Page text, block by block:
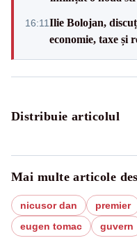
16:11Ilie Bolojan,
economie, taxe și
Distribuie articolul
Mai multe articole
nicusor dan premier
eugen tomac
guvern